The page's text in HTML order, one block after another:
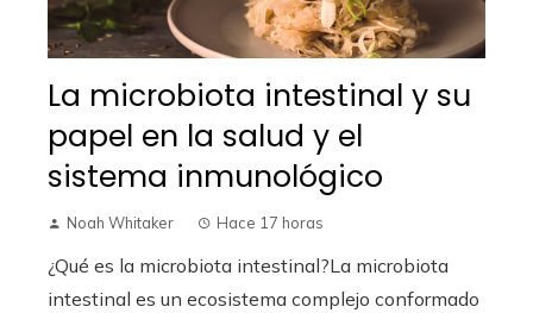
La microbiota intestinal y su
papel en la salud y el
sistema inmunológico
Noah Whitaker Hace 17 horas
¿Qué es la microbiota intestinal?La microbiota
intestinal es un ecosistema complejo conformado